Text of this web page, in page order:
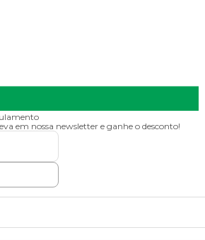
em nossa newsletter e ganhe o desconto!